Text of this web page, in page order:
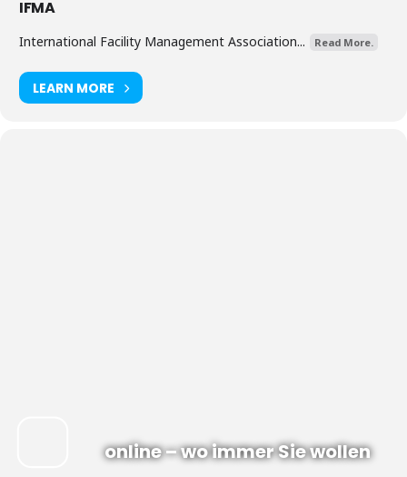
IFMA
International Facility Management Association... Read More.
LEARN MORE
online – wo immer Sie wollen